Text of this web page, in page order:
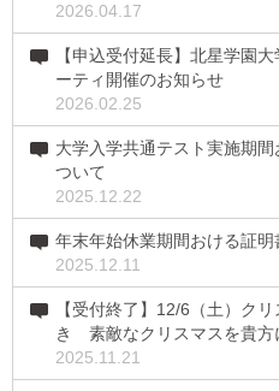
2026.04.17
【申込受付延長】北星学園
ーティ開催のお知らせ
2026.02.25
大学入学共通テスト実施期
ついて
2025.12.22
年末年始休業期間おける証
2025.12.11
【受付終了】12/6（土）ク
き 素敵なクリスマスを貴方
2025.11.21